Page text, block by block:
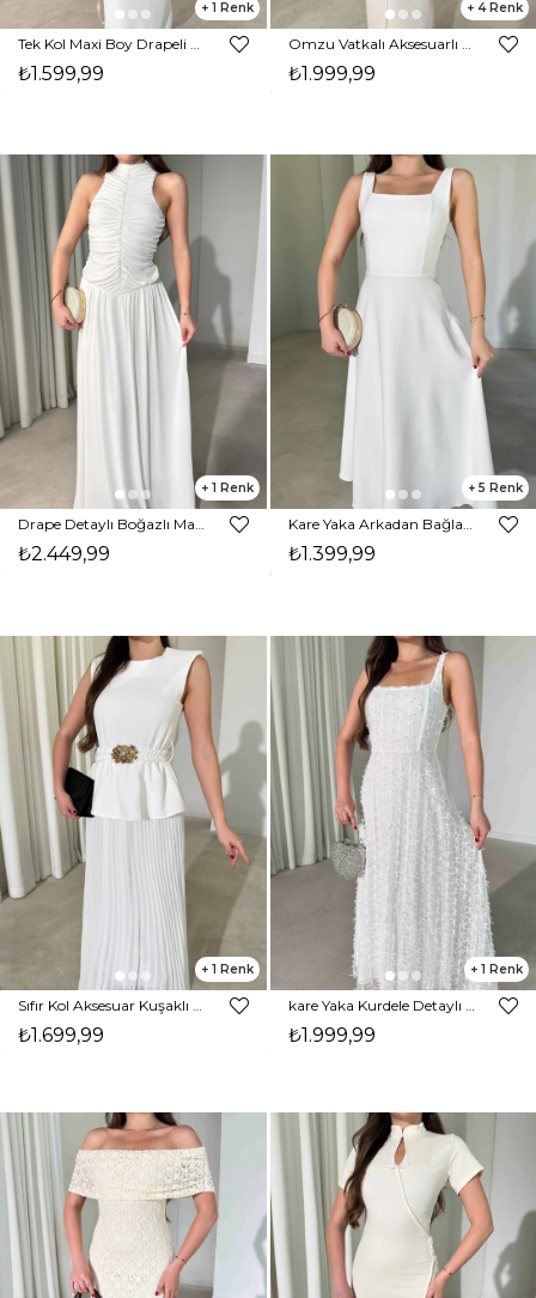
1
₺1.599,99
4
₺1.999,99
1
₺2.449,99
5
₺1.399,99
1
₺1.699,99
1
₺1.999,99